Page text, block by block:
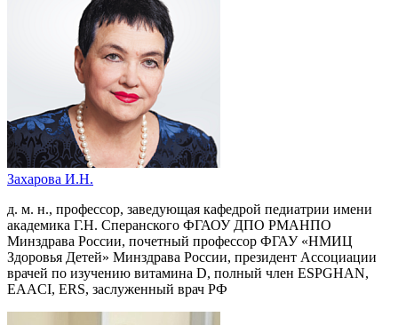
Захарова И.Н.
д. м. н., профессор, заведующая кафедрой педиатрии имени
академика Г.Н. Сперанского ФГАОУ ДПО РМАНПО
Минздрава России, почетный профессор ФГАУ «НМИЦ
Здоровья Детей» Минздрава России, президент Ассоциации
врачей по изучению витамина D, полный член ESPGHAN,
EAACI, ERS, заслуженный врач РФ